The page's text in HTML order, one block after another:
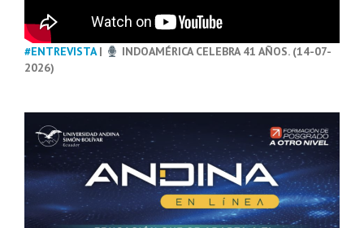
#ENTREVISTA|
INDOAMÉRICA CELEBRA 41 AÑOS. (14-07-
2026)